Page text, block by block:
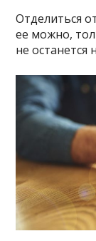
Отделиться
ее можно,
не останется